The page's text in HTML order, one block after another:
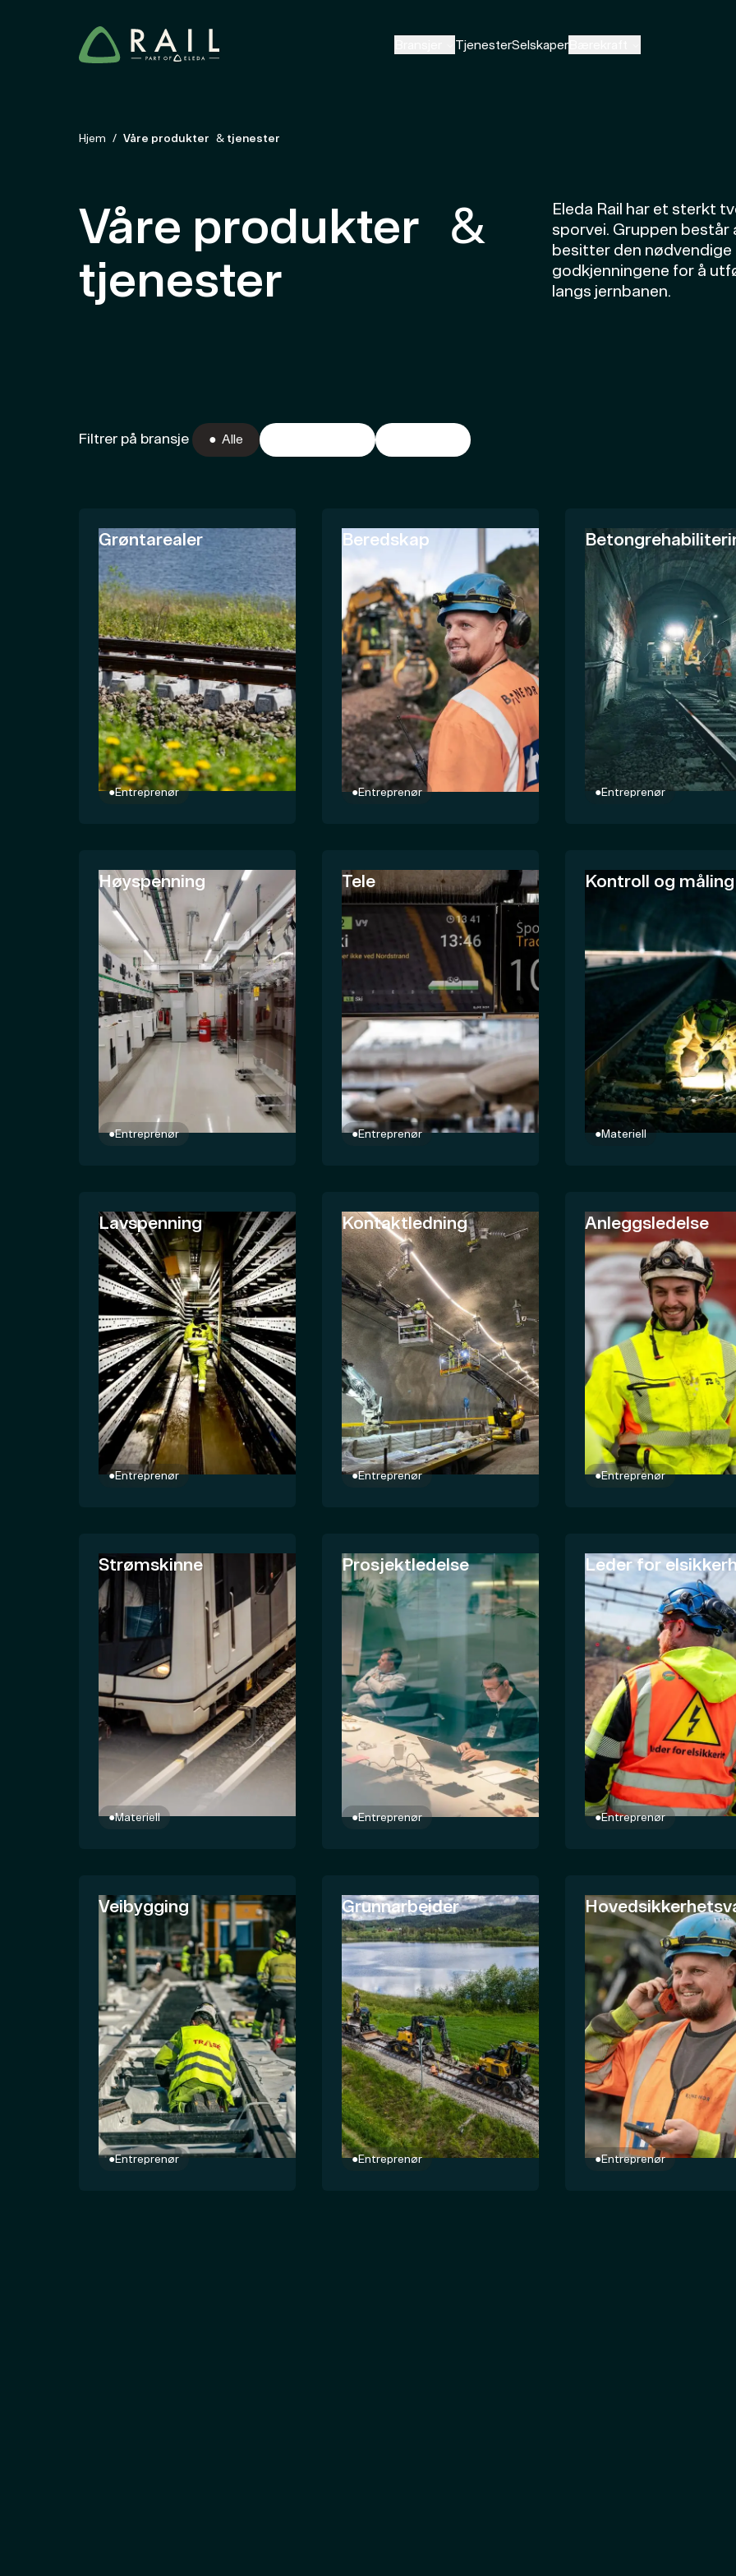
TjenesterSelskaper
Hjem Våre produkter & tjenester
Våre produkter &
tjenester
Eleda Rail har et sterkt
sporvei. Gruppen
besitter den
godkjenningene for å
langs jernbanen.
Filtrer på bransje Alle
Grøntarealer
●Entreprenør
Beredskap
●Entreprenør ●Entreprenør
Høyspenning
●Entreprenør
Tele
●Entreprenør
Kontroll og måling
●Materiell
Lavspenning
●Entreprenør
Kontaktledning
●Entreprenør
Anleggsledelse
●Entreprenør
Strømskinne
●Materiell
Prosjektledelse
●Entreprenør
Leder for
●Entreprenør
Veibygging
●Entreprenør
Grunnarbeider
●Entreprenør ●Entreprenør